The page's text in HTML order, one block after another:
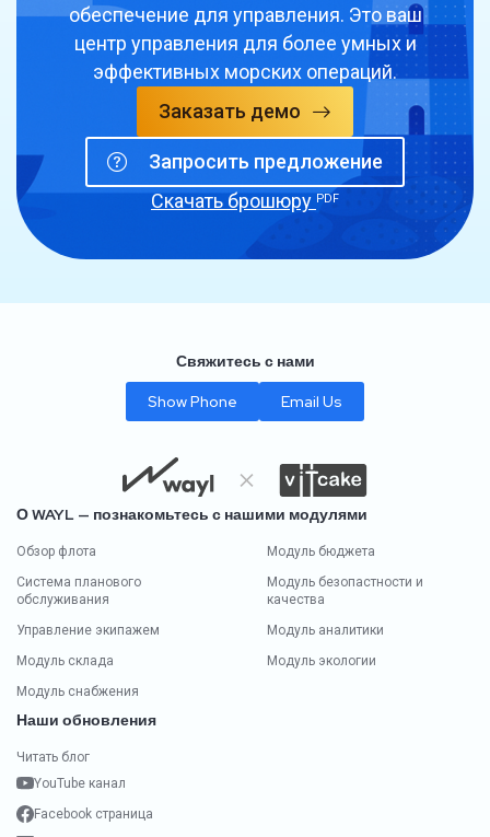
обеспечение для управления. Это ваш
центр управления для более умных и
эффективных морских операций.
Заказать демо
Запросить предложение
Скачать брошюру PDF
Свяжитесь с нами
Show Phone Email Us
О WAYL — познакомьтесь с нашими модулями
Обзор флота
Система планового
обслуживания
Управление экипажем
Модуль склада
Модуль снабжения
Модуль бюджета
Модуль безопастности и
качества
Модуль аналитики
Модуль экологии
Наши обновления
Читать блог
YouTube канал
Facebook страница